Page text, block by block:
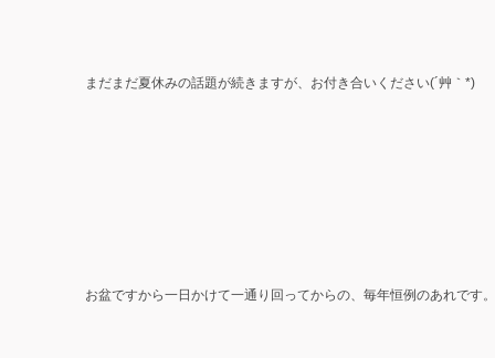
まだまだ夏休みの話題が続きますが、お付き合いください(´艸｀*)
お盆ですから一日かけて一通り回ってからの、毎年恒例のあれです。